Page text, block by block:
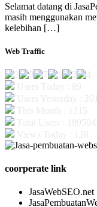
Selamat datang di
masih menggunakan
kelebihan […]
Web Traffic
coorperate link
JasaWebSEO.net